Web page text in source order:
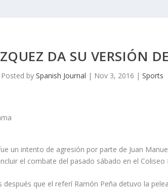
DA SU VERSIÓN
Posted by Spanish Journal | Nov 3, 2016 | Sports
un intento de agresión por parte de Juan
el combate del pasado sábado en el Coliseo
que el referí Ramón Peña detuvo la